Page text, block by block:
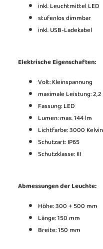
inkl. Leuchtmittel LED
stufenlos dimmbar
inkl. USB-Ladekabel
Elektrische Eigenschaften:
Volt: Kleinspannung
maximale Leistung: 2,2
Fassung: LED
Lumen: max. 144 lm
Lichtfarbe: 3000
Schutzart: IP65
Schutzklasse: III
Abmessungen der Leuchte:
Höhe: 300 + 500 mm
Länge: 150 mm
Breite: 150 mm